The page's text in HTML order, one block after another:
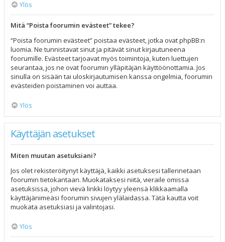
Ylös
Mitä “Poista foorumin evästeet” tekee?
“Poista foorumin evästeet” poistaa evästeet, jotka ovat phpBB:n
luomia. Ne tunnistavat sinut ja pitävät sinut kirjautuneena
foorumille. Evästeet tarjoavat myös toimintoja, kuten luettujen
seurantaa, jos ne ovat foorumin ylläpitäjän käyttöönottamia. Jos
sinulla on sisään tai uloskirjautumisen kanssa ongelmia, foorumin
evästeiden poistaminen voi auttaa.
Ylös
Käyttäjän asetukset
Miten muutan asetuksiani?
Jos olet rekisteröitynyt käyttäjä, kaikki asetuksesi tallennetaan
foorumin tietokantaan. Muokataksesi niitä, vieraile omissa
asetuksissa, johon vievä linkki löytyy yleensä klikkaamalla
käyttäjänimeäsi foorumin sivujen ylälaidassa. Tätä kautta voit
muokata asetuksiasi ja valintojasi.
Ylös